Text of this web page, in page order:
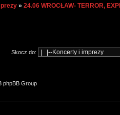
» 24.06 WROCŁAW- TERROR,
Skocz do:
phpBB Group